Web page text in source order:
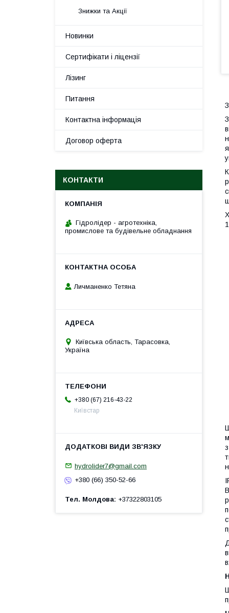
Знижки та Акції
Новинки
Сертифікати і ліцензії
Лізинг
Питання
Контактна інформація
Договор оферта
КОНТАКТИ
Гідролідер - агротехніка,
промислове та будівельне обладнання
Личманенко Тетяна
Київська область, Тарасовка,
Україна
+380 (67) 216-43-22
Київстар
hydrolider7@gmail.com
+380 (66) 350-52-66
Тел. Молдова +37322803105